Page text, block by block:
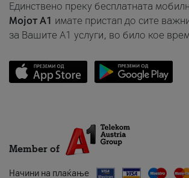
Единствено преку бесплатната
Мојот A1 имате пристап до сите
за Вашите A1 услуги, во било кое
Member of
Начини на плаќање